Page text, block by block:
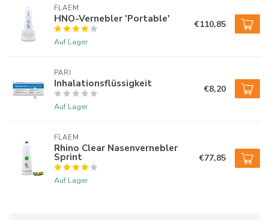
✅ Leise, kompakt und ideal für unterwegs
✅ Geeignet für Kinder (unter Aufsicht) und Erwachsene
Diese milde Kochsalzlösung befeuchtet die Nasenschleimhaut
auf natürliche Weise. Ideal für die Anwendung im tragbaren
Vernebler.
Beruhigt und befeuchtet Nase und Rachen
Reduziert Reizungen durch trockene Luft, Pollen oder
Staub
Hilft dabei, die Nase bei Erkältungen offen zu halten.
FLAEM
HNO-Vernebler 'Portable'
Auf Lager
€110,85
PARI
Inhalationsflüssigkeit
Auf Lager
€8,20
FLAEM
Rhino Clear Nasenvernebler
Sprint
Auf Lager
€77,85